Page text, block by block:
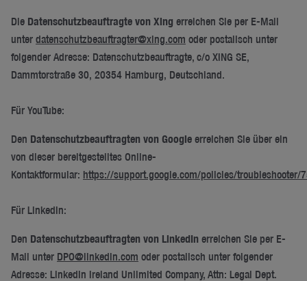
Die Datenschutzbeauftragte von Xing erreichen Sie per E-Mail
unter datenschutzbeauftragter@xing.com oder postalisch unter
folgender Adresse: Datenschutzbeauftragte, c/o XING SE,
Dammtorstraße 30, 20354 Hamburg, Deutschland.
Für YouTube:
Den Datenschutzbeauftragten von Google erreichen Sie über ein
von dieser bereitgestelltes Online-
Kontaktformular: https://support.google.com/policies/troubleshooter/
Für LinkedIn:
Den Datenschutzbeauftragten von LinkedIn erreichen Sie per E-
Mail unter DPO@linkedin.com oder postalisch unter folgender
Adresse: LinkedIn Ireland Unlimited Company, Attn: Legal Dept.